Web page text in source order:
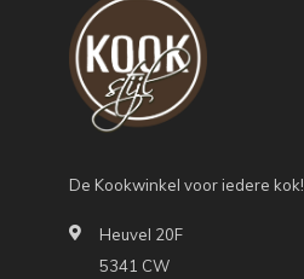
De Kookwinkel voor iedere kok!
Heuvel 20F
5341 CW